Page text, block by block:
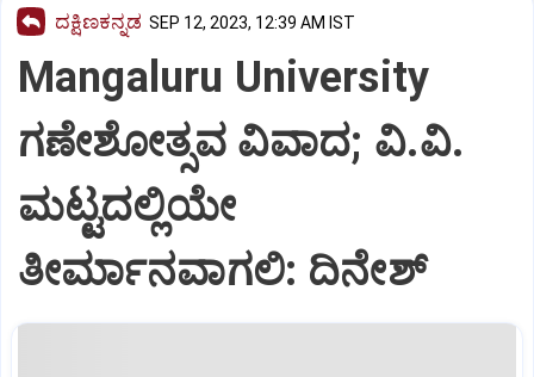
ದಕ್ಷಿಣಕನ್ನಡ SEP 12, 2023, 12:39 AM IST
Mangaluru University
ಗಣೇಶೋತ್ಸವ ವಿವಾದ; ವಿ.ವಿ.
ಮಟ್ಟದಲ್ಲಿಯೇ
ತೀರ್ಮಾನವಾಗಲಿ: ದಿನೇಶ್‌